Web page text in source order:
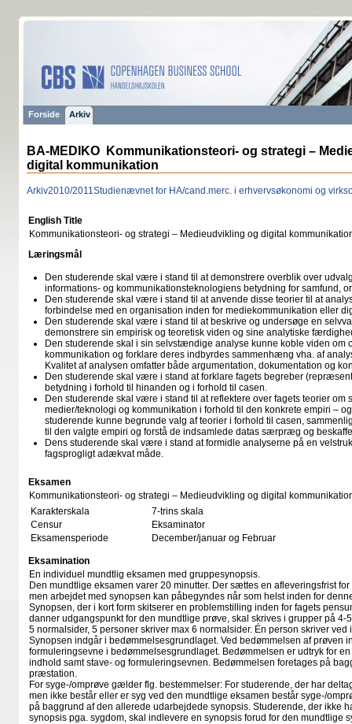
Forside Arkiv
BA-MEDIKO Kommunikationsteori- og strategi –
digital kommunikation
Arkiv2010/2011Studienævnet for HA/cand.merc. i erhvervsøkonomi og
English Title
Kommunikationsteori- og strategi – Medieudvikling og digital
Læringsmål
Den studerende skal være i stand til at demonstrere overblik over
informations- og kommunikationsteknologiens betydning for samfund,
Den studerende skal være i stand til at anvende disse teorier til at
forbindelse med en organisation inden for mediekommunikation eller
Den studerende skal være i stand til at beskrive og undersøge en
demonstrere sin empirisk og teoretisk viden og sine analytiske
Den studerende skal i sin selvstændige analyse kunne koble viden om
kommunikation og forklare deres indbyrdes sammenhæng vha. af
Kvalitet af analysen omfatter både argumentation, dokumentation og
Den studerende skal være i stand at forklare fagets begreber
betydning i forhold til hinanden og i forhold til casen.
Den studerende skal være i stand til at reflektere over fagets teorier om
medier/teknologi og kommunikation i forhold til den konkrete empiri –
studerende kunne begrunde valg af teorier i forhold til casen,
til den valgte empiri og forstå de indsamlede datas særpræg og
Dens studerende skal være i stand at formidle analyserne på en
fagsprogligt adækvat måde.
Eksamen
Kommunikationsteori- og strategi – Medieudvikling og digital
Karakterskala
7-trins skala
Censur
Eksaminator
Eksamensperiode
December/januar og Februar
Eksamination
En individuel mundtlig eksamen med gruppesynopsis.
Den mundtlige eksamen varer 20 minutter. Der sættes en afleveringsfrist
men arbejdet med synopsen kan påbegyndes når som helst inden for
Synopsen, der i kort form skitserer en problemstilling inden for fagets
danner udgangspunkt for den mundtlige prøve, skal skrives i grupper på 4-
5 normalsider, 5 personer skriver max 6 normalsider. Én person skriver
Synopsen indgår i bedømmelsesgrundlaget. Ved bedømmelsen af prøven
formuleringsevne i bedømmelsesgrundlaget. Bedømmelsen er udtryk for
indhold samt stave- og formuleringsevnen. Bedømmelsen foretages på
præstation.
For syge-/omprøve gælder flg. bestemmelser: For studerende, der har
men ikke består eller er syg ved den mundtlige eksamen består syge-/
på baggrund af den allerede udarbejdede synopsis. Studerende, der ikke
synopsis pga. sygdom, skal indlevere en synopsis forud for den mundtlige